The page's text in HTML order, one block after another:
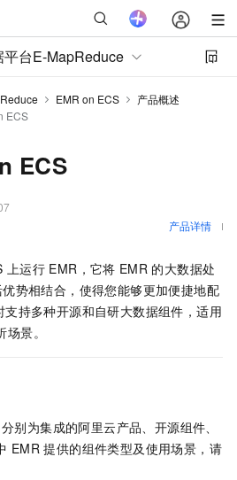
台E-MapReduce
EMR on ECS
产品概述
ECS
ECS
产品详情
上运行 EMR，它将 EMR 的大数据处
势相结合，使得您能够更加便捷地配
支持多种开源和自研大数据组件，适用
景。
别为集成的阿里云产品、开源组件、
EMR 提供的组件类型及使用场景，请